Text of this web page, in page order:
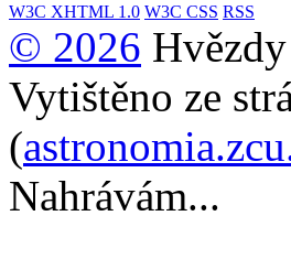
W3C XHTML 1.0 W3C CSS RSS
© 2026
Vytištěno ze
(
Nahrávám...